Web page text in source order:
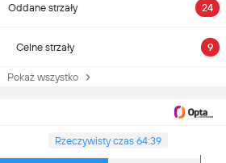
Oddane strzały 24
Celne strzały 9
Pokaż wszystko
Rzeczywisty czas 64:39